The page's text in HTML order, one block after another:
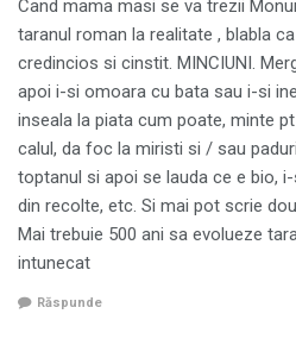
Cand mama masi se va trezii
taranul roman la realitate , blabla
credincios si cinstit. MINCIUNI.
apoi i-si omoara cu bata sau i-si
inseala la piata cum poate, minte
calul, da foc la miristi si / sau
toptanul si apoi se lauda ce e bio,
din recolte, etc. Si mai pot scrie
Mai trebuie 500 ani sa evolueze
intunecat
Răspunde